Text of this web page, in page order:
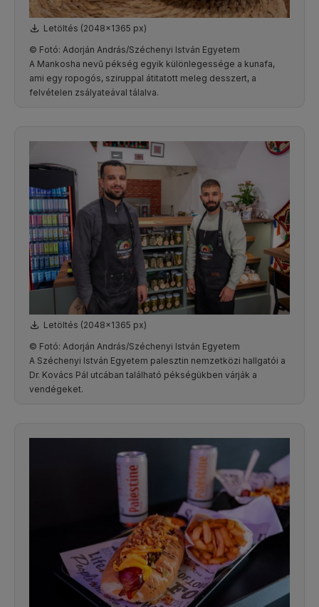
Letöltés (2048x1365 px)
© Fotó: Adorján András/Széchenyi István Egyetem
A Mankosha nevű pékség egyik különlegessége a kunafa,
ami egy ropogós, sziruppal átitatott meleg desszert, a
felvételen zsályateával tálalva.
Letöltés (2048x1365 px)
© Fotó: Adorján András/Széchenyi István Egyetem
A Széchenyi István Egyetem palesztin nemzetközi hallgatói a
Dr. Kovács Pál utcában található pékségükben várják a
vendégeket.